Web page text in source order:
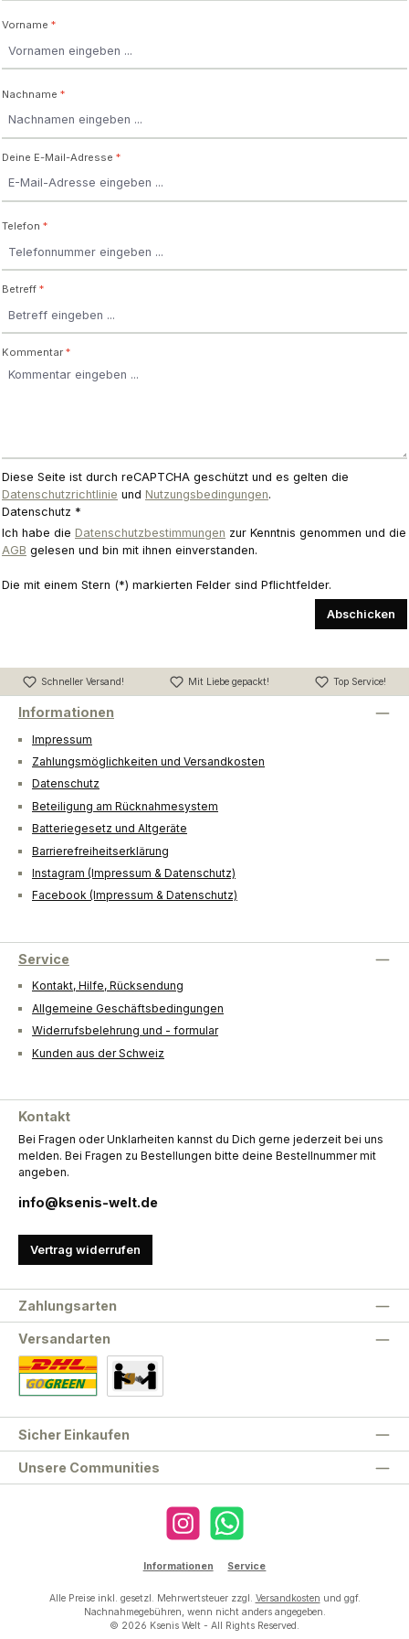
Vorname *
Nachname *
Deine E-Mail-Adresse *
Telefon *
Betreff *
Kommentar *
Diese Seite ist durch reCAPTCHA geschützt und es gelten die
Datenschutzrichtlinie und Nutzungsbedingungen.
Datenschutz *
Ich habe die Datenschutzbestimmungen zur Kenntnis genommen und die
AGB gelesen und bin mit ihnen einverstanden.
Die mit einem Stern (*) markierten Felder sind Pflichtfelder.
Abschicken
Schneller Versand! Mit Liebe gepackt! Top Service!
Informationen
Impressum
Zahlungsmöglichkeiten und Versandkosten
Datenschutz
Beteiligung am Rücknahmesystem
Batteriegesetz und Altgeräte
Barrierefreiheitserklärung
Instagram (Impressum & Datenschutz)
Facebook (Impressum & Datenschutz)
Service
Kontakt, Hilfe, Rücksendung
Allgemeine Geschäftsbedingungen
Widerrufsbelehrung und - formular
Kunden aus der Schweiz
Kontakt
Bei Fragen oder Unklarheiten kannst du Dich gerne jederzeit bei uns
melden. Bei Fragen zu Bestellungen bitte deine Bestellnummer mit
angeben.
info@ksenis-welt.de
Vertrag widerrufen
Unsere Communities
Zahlungsarten
Versandarten
Sicher Einkaufen
Instagram WhatsApp
Informationen Service
Alle Preise inkl. gesetzl. Mehrwertsteuer zzgl. Versandkosten und ggf.
Nachnahmegebühren, wenn nicht anders angegeben.
© 2026 Ksenis Welt - All Rights Reserved.